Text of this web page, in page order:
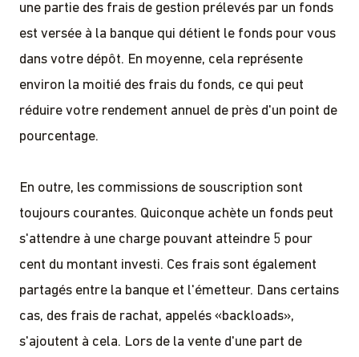
une partie des frais de gestion prélevés par un fonds
est versée à la banque qui détient le fonds pour vous
dans votre dépôt. En moyenne, cela représente
environ la moitié des frais du fonds, ce qui peut
réduire votre rendement annuel de près d'un point de
pourcentage.
En outre, les commissions de souscription sont
toujours courantes. Quiconque achète un fonds peut
s'attendre à une charge pouvant atteindre 5 pour
cent du montant investi. Ces frais sont également
partagés entre la banque et l'émetteur. Dans certains
cas, des frais de rachat, appelés «backloads»,
s'ajoutent à cela. Lors de la vente d'une part de